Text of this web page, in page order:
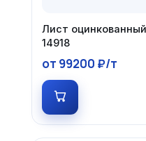
Лист
14918
от 99200 ₽/т